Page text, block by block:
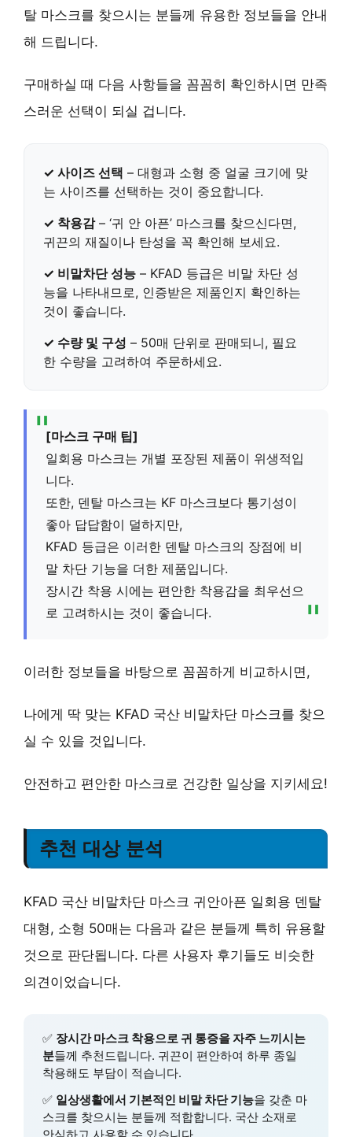
탈 마스크를 찾으시는 분들께 유용한 정보들을 안내
해 드립니다.
구매하실 때 다음 사항들을 꼼꼼히 확인하시면 만족
스러운 선택이 되실 겁니다.
✓ 사이즈 선택 – 대형과 소형 중 얼굴 크기에 맞
는 사이즈를 선택하는 것이 중요합니다.
✓ 착용감– ‘귀 안 아픈’ 마스크를 찾으신다면,
귀끈의 재질이나 탄성을 꼭 확인해 보세요.
✓ 비말차단 성능 – KFAD 등급은 비말 차단 성
능을 나타내므로, 인증받은 제품인지 확인하는
것이 좋습니다.
✓ 수량 및 구성 – 50매 단위로 판매되니, 필요
한 수량을 고려하여 주문하세요.
[마스크 구매 팁]
일회용 마스크는 개별 포장된 제품이 위생적입
니다.
또한, 덴탈 마스크는 KF 마스크보다 통기성이
좋아 답답함이 덜하지만,
KFAD 등급은 이러한 덴탈 마스크의 장점에 비
말 차단 기능을 더한 제품입니다.
장시간 착용 시에는 편안한 착용감을 최우선으
로 고려하시는 것이 좋습니다.
이러한 정보들을 바탕으로 꼼꼼하게 비교하시면,
나에게 딱 맞는 KFAD 국산 비말차단 마스크를 찾으
실 수 있을 것입니다.
안전하고 편안한 마스크로 건강한 일상을 지키세요!
추천 대상 분석
KFAD 국산 비말차단 마스크 귀안아픈 일회용 덴탈
대형, 소형 50매는 다음과 같은 분들께 특히 유용할
것으로 판단됩니다. 다른 사용자 후기들도 비슷한
의견이었습니다.
✅ 장시간 마스크 착용으로 귀 통증을 자주 느끼시는
분들께 추천드립니다. 귀끈이 편안하여 하루 종일
착용해도 부담이 적습니다.
✅ 일상생활에서 기본적인 비말 차단 기능을 갖춘 마
스크를 찾으시는 분들께 적합합니다. 국산 소재로